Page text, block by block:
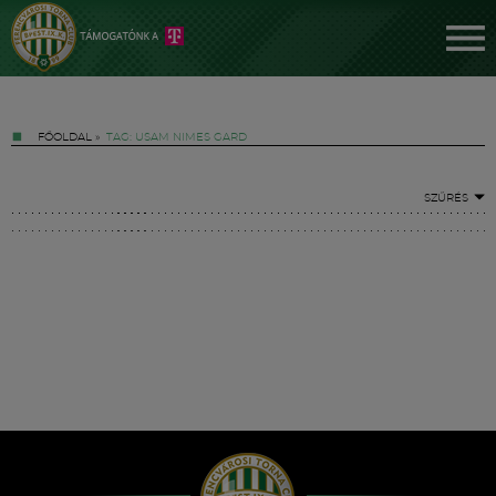
FŐOLDAL » TAG: USAM NIMES GARD
SZŰRÉS
Hírek